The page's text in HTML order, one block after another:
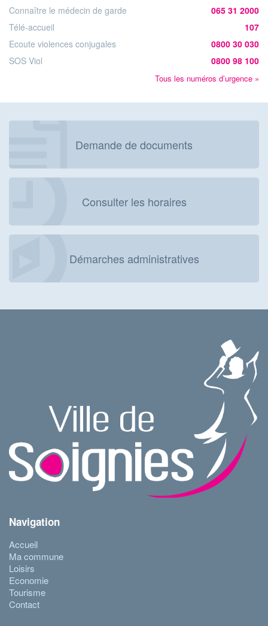
Connaître le médecin de garde
065 31 2000
Télé-accueil
107
Ecoute violences conjugales
0800 30 030
SOS Viol
0800 98 100
Tous les numéros d’urgence »
Demande de documents
Consulter les horaires
Démarches administratives
Navigation
Accueil
Ma commune
Loisirs
Economie
Tourisme
Contact